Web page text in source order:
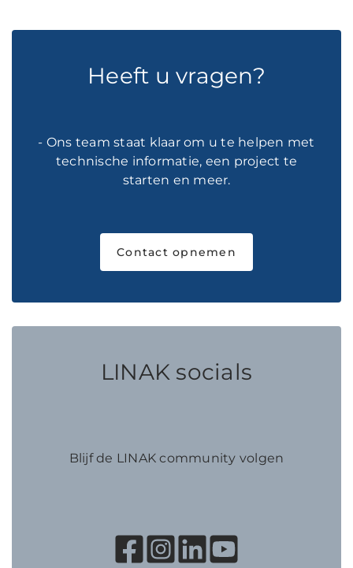
Heeft u vragen?
- Ons team staat klaar om u te helpen met
technische informatie, een project te
starten en meer.
Contact opnemen
LINAK socials
Blijf de LINAK community volgen